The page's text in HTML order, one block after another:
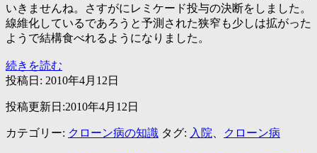
いきませんね。さすがにレミケード投与の決断をしました。
線維化しているであろうと予測された狭窄も少しは拡がった
ようで結構食べれるようになりました。
続きを読む
ロ
ン
術
投稿日: 2010年4月12日
投稿更新日:2010年4月12日
カテゴリー: クローン病の知識 タグ: 入院 クローン病